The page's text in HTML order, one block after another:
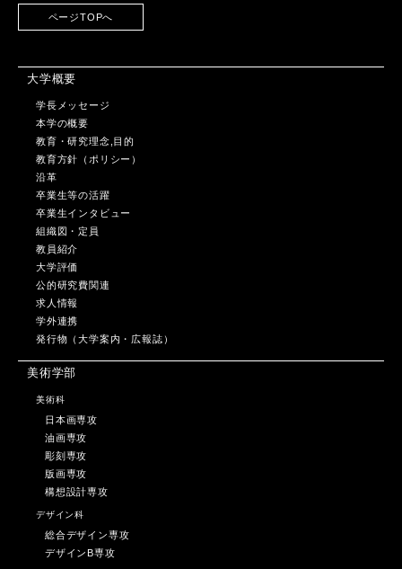
ページTOPへ
大学概要
学長メッセージ
本学の概要
教育・研究理念,目的
教育方針（ポリシー）
沿革
卒業生等の活躍
卒業生インタビュー
組織図・定員
教員紹介
大学評価
公的研究費関連
求人情報
学外連携
発行物（大学案内・広報誌）
美術学部
美術科
日本画専攻
油画専攻
彫刻専攻
版画専攻
構想設計専攻
デザイン科
総合デザイン専攻
デザインB専攻